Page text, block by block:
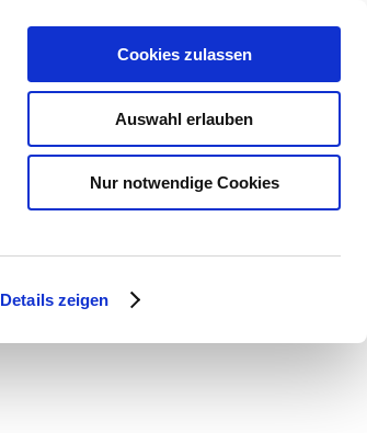
Details zeigen
Cookies zulassen
Auswahl erlauben
Nur notwendige Cookies